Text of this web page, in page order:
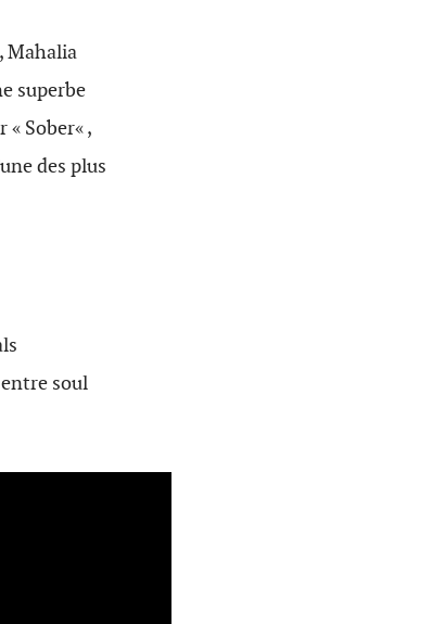
Mahalia
superbe
« Sober« ,
des plus
soul